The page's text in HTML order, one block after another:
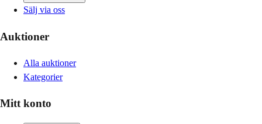
Sälj via oss
Auktioner
Alla auktioner
Kategorier
Mitt konto